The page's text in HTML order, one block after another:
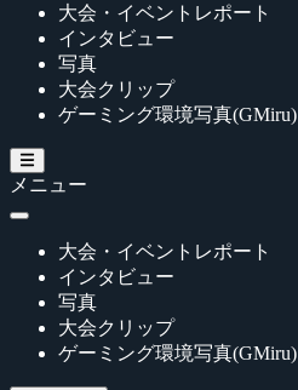
大会・イベントレポート
インタビュー
写真
大会クリップ
ゲーミング環境写真(GMiru)
メニュー
大会・イベントレポート
インタビュー
写真
大会クリップ
ゲーミング環境写真(GMiru)